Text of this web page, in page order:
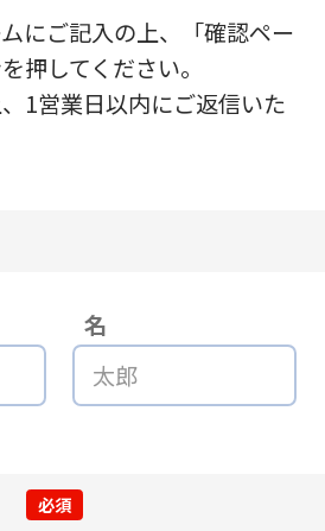
にご記入の上、「確認ペー
押してください。
1営業日以内にご返信いた
名
必須